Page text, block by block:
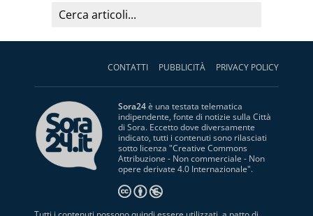
CONTATTI PUBBLICITÀ PRIVACY POLICY
Sora24è una testata telematica
indipendente, fonte di notizie sulla Città
di Sora. Eccetto dove diversamente
indicato, tutti i contenuti sono rilasciati
sotto licenza "Creative Commons
Attribuzione - Non commerciale - Non
opere derivate 4.0 Internazionale".